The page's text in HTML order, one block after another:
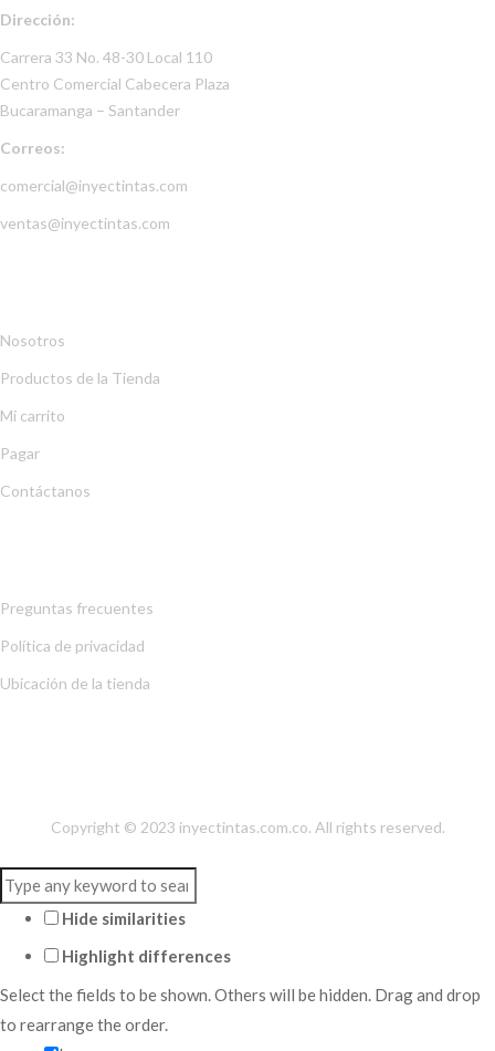
Dirección:
Carrera 33 No. 48-30 Local 110
Centro Comercial Cabecera Plaza
Bucaramanga – Santander
Correos:
comercial@inyectintas.com
ventas@inyectintas.com
Nosotros
Productos de la Tienda
Mi carrito
Pagar
Contáctanos
Preguntas frecuentes
Política de privacidad
Ubicación de la tienda
Copyright © 2023 inyectintas.com.co. All rights reserved.
Hide similarities
Highlight differences
Select the fields to be shown. Others will be hidden. Drag and drop
to rearrange the order.